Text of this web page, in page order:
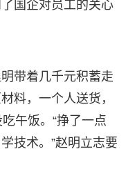
国企对员工的关心
带着几千元积蓄走
料，一个人送货，
午饭。“挣了一点
技术。”赵明立志要